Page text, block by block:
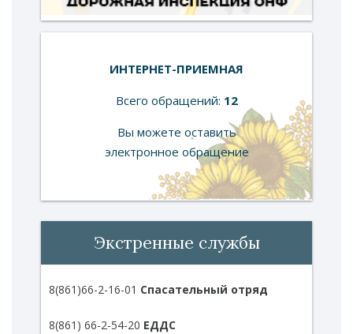
ИНТЕРНЕТ-ПРИЕМНАЯ
Всего обращений: 12
Вы можете оставить
электронное обращение
Экстренные службы
8(861)66-2-16-01 Спасательный отряд
8(861) 66-2-54-20 ЕДДС